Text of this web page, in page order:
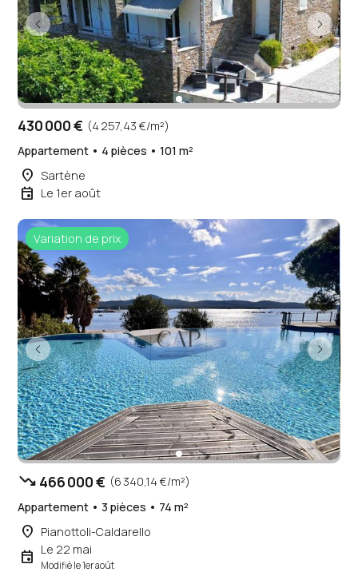
430 000 € (4 257,43 €/m²)
Appartement • 4 pièces • 101 m²
place Sartène
event Le 1er août
Variation de prix
trending_down 466 000 € (6 340,14 €/m²)
Appartement • 3 pièces • 74 m²
place Pianottoli-Caldarello
event Le 22 mai
Modifié le 1er août